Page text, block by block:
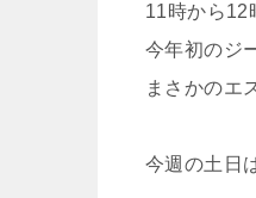
11時から12
今年初のジ
まさかのエ
今週の土日